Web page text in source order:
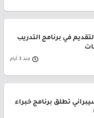
في برنامج التدريب
منذ 3 أيام
تطلق برنامج خبراء